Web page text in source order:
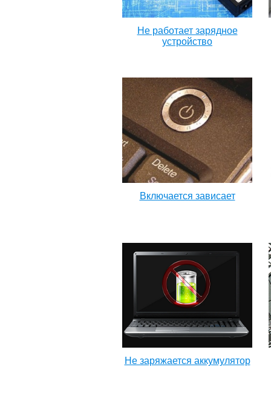
Не работает зарядное
устройство
Включается зависает
Не заряжается аккумулятор